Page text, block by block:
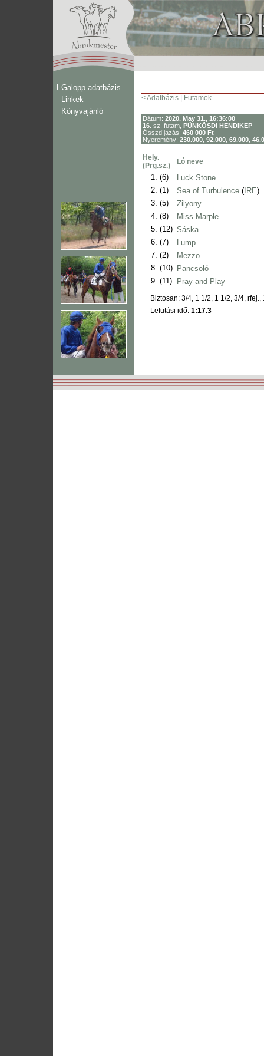
Galopp adatbázis
Linkek
Könyvajánló
< Adatbázis Futamok
Dátum: 2020. May 31., 16:36:00
16. sz. futam, PÜNKÖSDI HENDIKEP
Összdíjazás: 460 000 Ft
Nyeremény: 230.000, 92.000, 69.000,
Hely.
(Prg.sz.)
Ló neve
1. (6)
Luck Stone
2. (1) Sea of Turbulence ( IRE)
3. (5)
Zilyony
4. (8)
Miss Marple
5. (12) Sáska
6. (7)
Lump
7. (2)
Mezzo
8. (10) Pancsoló
9. (11) Pray and Play
Biztosan: 3/4, 1 1/2, 1 1/2, 3/4, rfej.,
Lefutási idő: 1:17.3